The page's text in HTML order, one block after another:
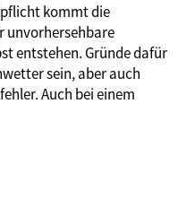
kommt die
unvorhersehbare
entstehen. Gründe dafür
sein, aber auch
Auch bei einem